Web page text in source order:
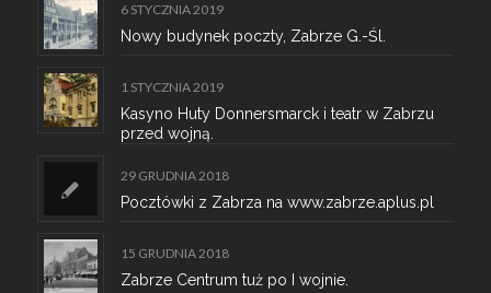
6 STYCZNIA 2019
Nowy budynek poczty, Zabrze G.-Śl.
1 STYCZNIA 2019
Kasyno Huty Donnersmarck i teatr w Zabrzu
przed wojną.
29 GRUDNIA 2018
Pocztówki z Zabrza na www.zabrze.aplus.pl
15 GRUDNIA 2018
Zabrze Centrum tuż po I wojnie.